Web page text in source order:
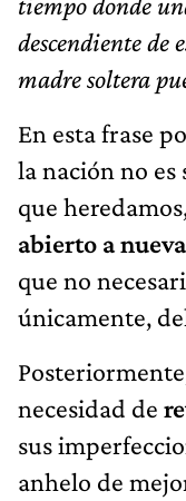
descendiente de
madre soltera
En esta frase
la nación no es
que
abierto a
que no
únicamente,
necesidad de
sus
anhelo de